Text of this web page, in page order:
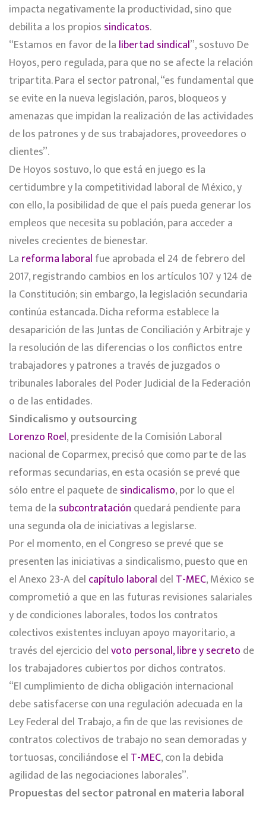
impacta negativamente la productividad, sino que
debilita a los propios sindicatos.
“Estamos en favor de la libertad sindical”, sostuvo De
Hoyos, pero regulada, para que no se afecte la relación
tripartita. Para el sector patronal, “es fundamental que
se evite en la nueva legislación, paros, bloqueos y
amenazas que impidan la realización de las actividades
de los patrones y de sus trabajadores, proveedores o
clientes”.
De Hoyos sostuvo, lo que está en juego es la
certidumbre y la competitividad laboral de México, y
con ello, la posibilidad de que el país pueda generar los
empleos que necesita su población, para acceder a
niveles crecientes de bienestar.
La reforma laboral fue aprobada el 24 de febrero del
2017, registrando cambios en los artículos 107 y 124 de
la Constitución; sin embargo, la legislación secundaria
continúa estancada. Dicha reforma establece la
desaparición de las Juntas de Conciliación y Arbitraje y
la resolución de las diferencias o los conflictos entre
trabajadores y patrones a través de juzgados o
tribunales laborales del Poder Judicial de la Federación
o de las entidades.
Sindicalismo y outsourcing
Lorenzo Roel, presidente de la Comisión Laboral
nacional de Coparmex, precisó que como parte de las
reformas secundarias, en esta ocasión se prevé que
sólo entre el paquete desindicalismo, por lo que el
tema de la subcontratación quedará pendiente para
una segunda ola de iniciativas a legislarse.
Por el momento, en el Congreso se prevé que se
presenten las iniciativas a sindicalismo, puesto que en
el Anexo 23-A del capítulo laboral del T-MEC, México se
comprometió a que en las futuras revisiones salariales
y de condiciones laborales, todos los contratos
colectivos existentes incluyan apoyo mayoritario, a
través del ejercicio delvoto personal, libre y secreto de
los trabajadores cubiertos por dichos contratos.
“El cumplimiento de dicha obligación internacional
debe satisfacerse con una regulación adecuada en la
Ley Federal del Trabajo, a fin de que las revisiones de
contratos colectivos de trabajo no sean demoradas y
tortuosas, conciliándose el T-MEC, con la debida
agilidad de las negociaciones laborales”.
Propuestas del sector patronal en materia laboral